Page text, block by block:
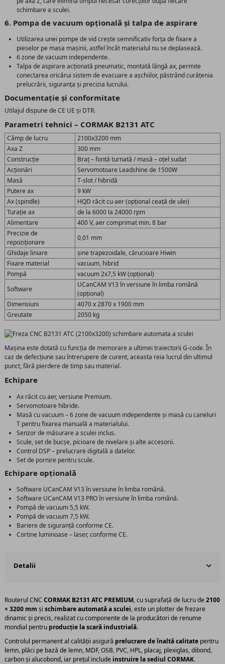
schimbare a sculei.
6. Pompa de vacuum opțională și talpa de aspirare
Utilizarea unei pompe de vid crește semnificativ forța de fixare a
pieselor pe masa mașinii, astfel încât materialul nu se deplasează.
6 zone de vacuum independente.
Talpa de aspirare acționată pneumatic, montată lângă ax, permite
conectarea oricărui sistem de evacuare a așchiilor, păstrând curățenia
prelucrării, siguranța și precizia lucrului.
Documentație și conformitate
Utilajul dispune de CE UE și DTR.
Parametri tehnici – CORMAK B2131 ATC
Câmp de lucru
2100x3200 mm
Axa Z
300 mm
Construcție
Braț – fontă turnată / masă – oțel sudat
Acționări
Servomotoare Leadshine de 1500W
Masă
T-slot / hibridă
Putere ax
9 kW
Ax (spindle)
HQD răcit cu aer (opțional ceață de ulei)
Turație ax
de la 6000 la 24000 rpm
Alimentare
400 V, aer comprimat min. 8 bar
Precizie de
repoziționare
0,01 mm
Ghidaje liniare
șine trapezoidale, cărucioare Hiwin
Fixare material
vacuum, hibrid
Pompă
vacuum 2x7,5 kW (opțional)
Software
UCanCAM V13 în versiune în limba română
(opțional)
Dimensiuni
4070 x 2870 x 1900 mm
Greutate
2050 kg
Mașina este dotată cu funcția de memorare a ultimei traiectorii G-code. În
caz de defecțiune sau întrerupere de curent, aceasta reia lucrul din ultimul
punct, fără pierdere de timp sau material.
Echipare
Ax răcit cu aer, versiune Premium.
Servomotoare hibride.
Masă cu vacuum – 6 zone de vacuum independente și masă cu caneluri
T pentru fixarea manuală a materialului.
Senzor de măsurare a sculei inclus.
Scule, set de bucșe, picioare de nivelare și alte accesorii.
Control DSP – prelucrare digitală a datelor.
Set de pornire pentru scule.
Echipare opțională
Software UCanCAM V13 în versiune în limba română.
Software UCanCAM V13 PRO în versiune în limba română.
Pompă de vacuum 5,5 kW.
Pompă de vacuum 7,5 kW.
Bariere de siguranță conforme CE.
Cortine luminoase – laser, conforme CE.
Detalii
Routerul CNC CORMAK B2131 ATC PREMIUM, cu suprafață de lucru de2100
× 3200 mm și schimbare automată a sculei, este un plotter de frezare
dinamic și precis, realizat cu componente de la producători de renume
mondial pentru producție la scară industrială.
Controlul permanent al calității asigură prelucrare de înaltă calitate pentru
lemn, plăci pe bază de lemn, MDF, OSB, PVC, HPL, placaj, plexiglas, dibond,
carbon și alucobond, iar prețul include instruire la sediul CORMAK.